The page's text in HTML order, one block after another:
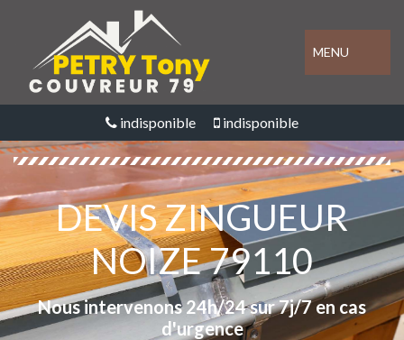
MENU
indisponible indisponible
DEVIS ZINGUEUR
NOIZE 79110
Nous intervenons 24h/24 sur 7j/7 en cas
d'urgence